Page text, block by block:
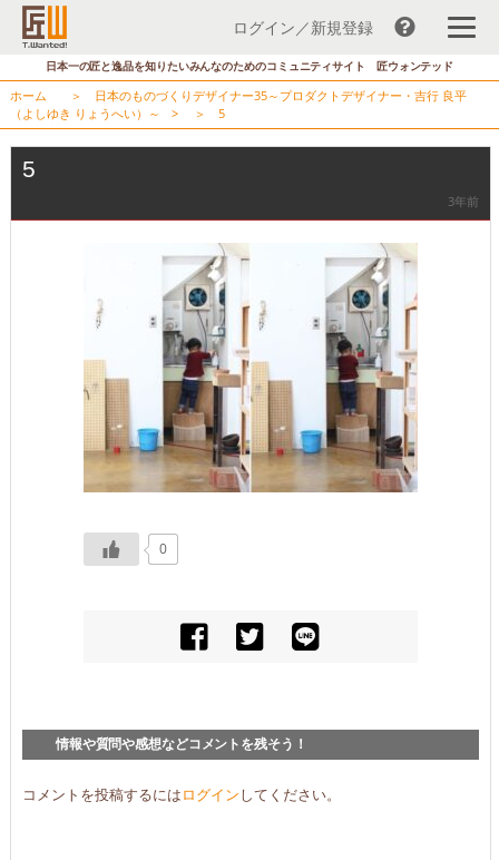
ン
ス
ログイン／新規登録
日本一の匠と逸品を知りたいみんなのためのコミュニティサイト 匠ウォンテッド
ホーム ＞ 日本のものづくりデザイナー35～プロダクトデザイナー・吉行 良平
（よしゆき りょうへい）～
> ＞ 5
5
3年前
0
情報や質問や感想などコメントを残そう！
コメントを投稿するにはログインしてください。